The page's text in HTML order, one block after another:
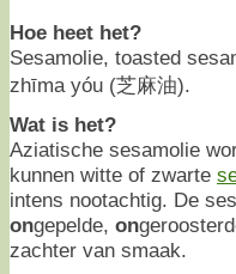
Hoe heet het?
Sesamolie, toasted
zhīma yóu (芝麻油).
Wat is het?
Aziatische sesamolie
kunnen witte of zwarte
intens nootachtig. De
ongepelde, on
zachter van smaak.